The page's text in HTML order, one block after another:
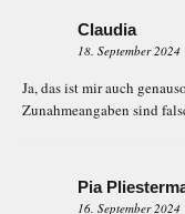
Claudia
18. September 2024
Ja, das ist mir auch
Zunahmeangaben sind
Pia
16. September 2024